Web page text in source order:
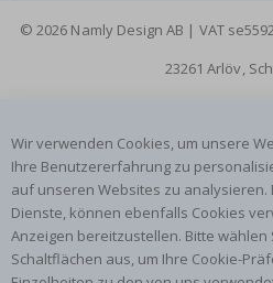
© 2026 Namly Design AB | VAT
23261 Arlöv,
Wir verwenden Cookies, um unsere
Ihre Benutzererfahrung zu
auf unseren Websites zu analysieren.
Dienste, können ebenfalls Cookies
Anzeigen bereitzustellen. Bitte
Schaltflächen aus, um Ihre Cookie-